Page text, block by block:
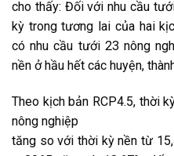
cho thấy: Đối với nhu cầu
kỳ trong tương lai của hai
có nhu cầu tưới 23 nông
nền ở hầu hết các huyện,
Theo kịch bản RCP4.5, thời
nông nghiệp
tăng so với thời kỳ nền từ